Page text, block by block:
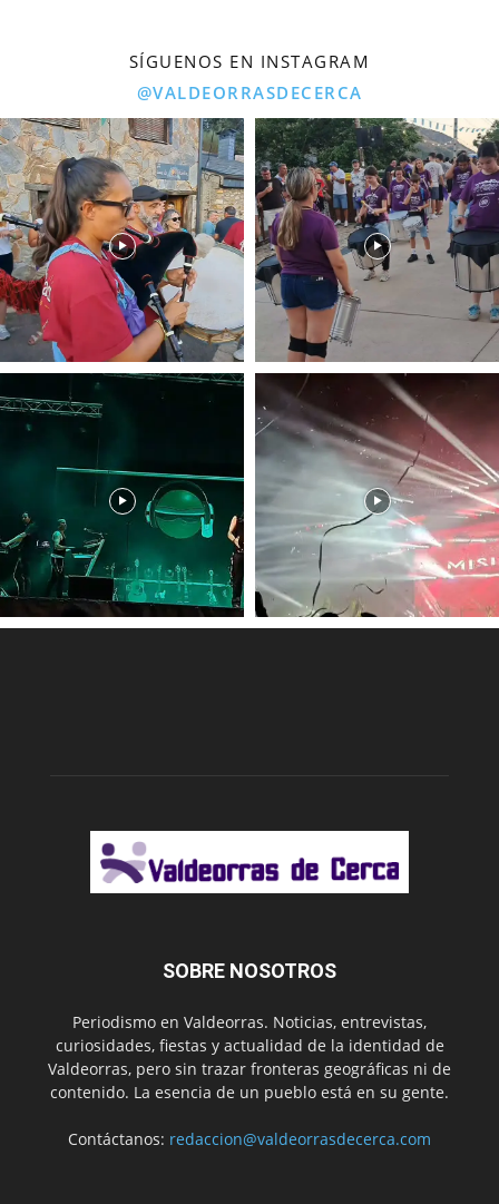
SÍGUENOS EN INSTAGRAM
@VALDEORRASDECERCA
SOBRE NOSOTROS
Periodismo en Valdeorras. Noticias, entrevistas,
curiosidades, fiestas y actualidad de la identidad de
Valdeorras, pero sin trazar fronteras geográficas ni de
contenido. La esencia de un pueblo está en su gente.
Contáctanos: redaccion@valdeorrasdecerca.com